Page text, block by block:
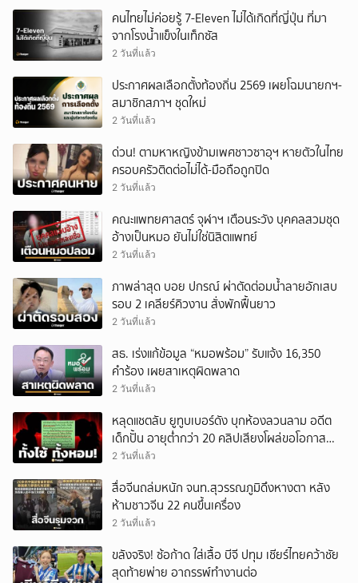
คนไทยไม่ค่อยรู้ 7-Eleven ไม่ได้เกิดที่ญี่ปุ่น ที่มา
จากโรงน้ำแข็งในเท็กซัส
2 วันที่แล้ว
ประกาศผลเลือกตั้งท้องถิ่น 2569 เผยโฉมนายกฯ-
สมาชิกสภาฯ ชุดใหม่
2 วันที่แล้ว
ด่วน! ตามหาหญิงข้ามเพศชาวซาอุฯ หายตัวในไทย
ครอบครัวติดต่อไม่ได้-มือถือถูกปิด
2 วันที่แล้ว
คณะแพทยศาสตร์ จุฬาฯ เตือนระวัง บุคคลสวมชุด
อ้างเป็นหมอ ยันไม่ใช่นิสิตแพทย์
2 วันที่แล้ว
ภาพล่าสุด บอย ปกรณ์ ผ่าตัดต่อมน้ำลายอักเสบ
รอบ 2 เคลียร์คิวงาน สั่งพักฟื้นยาว
2 วันที่แล้ว
สธ. เร่งแก้ข้อมูล “หมอพร้อม” รับแจ้ง 16,350
คำร้อง เผยสาเหตุผิดพลาด
2 วันที่แล้ว
หลุดแชตลับ ยูทูบเบอร์ดัง บุกห้องลวนลาม อดีต
เด็กปั้น อายุต่ำกว่า 20 คลิปเสียงโผล่ขอโอกาส
แก้ตัว
2 วันที่แล้ว
สื่อจีนถล่มหนัก จนท.สุวรรณภูมิดึงหางตา หลัง
ห้ามชาวจีน 22 คนขึ้นเครื่อง
2 วันที่แล้ว
ขลังจริง! ซ้อก้าด ใส่เสื้อ บีจี ปทุม เชียร์ไทยคว้าชัย
สุดท้ายพ่าย อาถรรพ์ทำงานต่อ